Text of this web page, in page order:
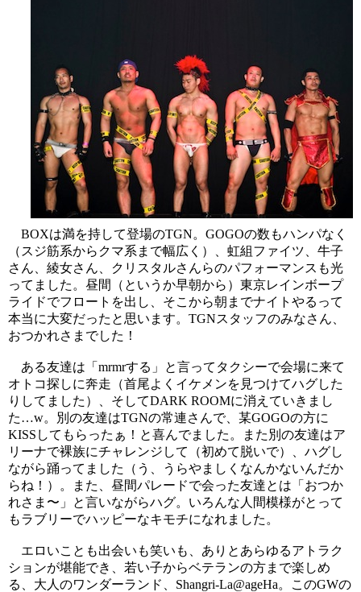
BOXは満を持して登場のTGN。GOGOの数もハンパなく
（スジ筋系からクマ系まで幅広く）、虹組ファイツ、牛子
さん、綾女さん、クリスタルさんらのパフォーマンスも光
ってました。昼間（というか早朝から）東京レインボープ
ライドでフロートを出し、そこから朝までナイトやるって
本当に大変だったと思います。TGNスタッフのみなさん、
おつかれさまでした！
ある友達は「mrmrする」と言ってタクシーで会場に来て
オトコ探しに奔走（首尾よくイケメンを見つけてハグした
りしてました）、そしてDARK ROOMに消えていきまし
た…w。別の友達はTGNの常連さんで、某GOGOの方に
KISSしてもらったぁ！と喜んでました。また別の友達はア
リーナで裸族にチャレンジして（初めて脱いで）、ハグし
ながら踊ってました（う、うらやましくなんかないんだか
らね！）。また、昼間パレードで会った友達とは「おつか
れさま〜」と言いながらハグ。いろんな人間模様がとって
もラブリーでハッピーなキモチになれました。
エロいことも出会いも笑いも、ありとあらゆるアトラク
ションが堪能でき、若い子からベテランの方まで楽しめ
る、大人のワンダーランド、Shangri-La@ageHa。このGWの